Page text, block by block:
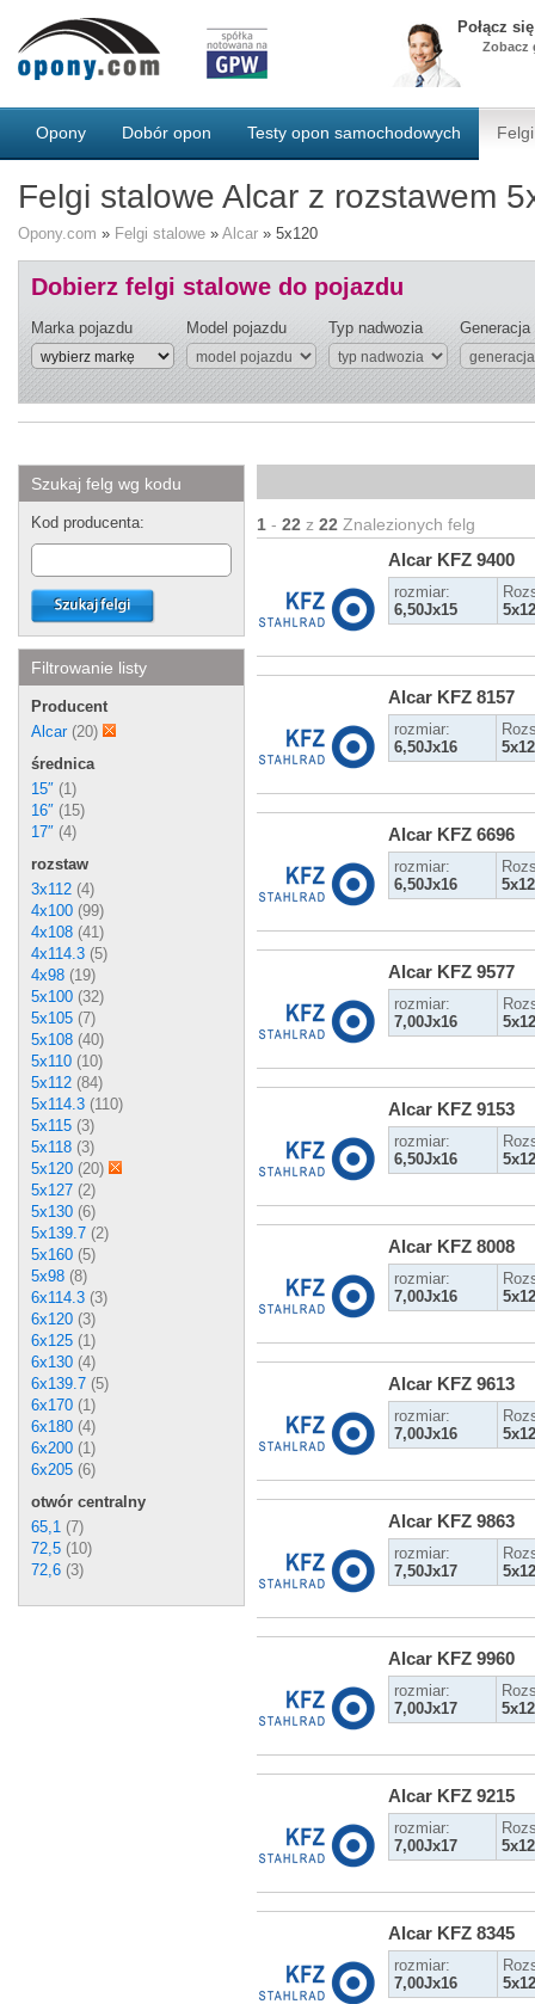
Połącz
Zobacz
Opony Dobór opon Testy opon samochodowych
Felgi stalowe Alcar z rozstawem
Opony.com » Felgi stalowe » Alcar » 5x120
Dobierz felgi stalowe do pojazdu
Marka pojazdu Model pojazdu Typ nadwozia Generacja
Szukaj felg wg kodu
Kod producenta:
Filtrowanie listy
Producent
Alcar(20)
średnica
15″ (1)
16″ (15)
17″ (4)
rozstaw
3x112 (4)
4x100 (99)
4x108 (41)
4x114.3 (5)
4x98 (19)
5x100 (32)
5x105 (7)
5x108 (40)
5x110 (10)
5x112 (84)
5x114.3 (110)
5x115 (3)
5x118 (3)
5x120 (20)
5x127 (2)
5x130 (6)
5x139.7 (2)
5x160 (5)
5x98 (8)
6x114.3 (3)
6x120 (3)
6x125 (1)
6x130 (4)
6x139.7 (5)
6x170 (1)
6x180 (4)
6x200 (1)
6x205 (6)
otwór centralny
65,1 (7)
72,5 (10)
72,6 (3)
1 - 22 z 22 Znalezionych felg
Alcar KFZ 9400
rozmiar:
6,50Jx15
Alcar KFZ 8157
rozmiar:
6,50Jx16
Alcar KFZ 6696
rozmiar:
6,50Jx16
Alcar KFZ 9577
rozmiar:
7,00Jx16
Alcar KFZ 9153
rozmiar:
6,50Jx16
Alcar KFZ 8008
rozmiar:
7,00Jx16
Alcar KFZ 9613
rozmiar:
7,00Jx16
Alcar KFZ 9863
rozmiar:
7,50Jx17
Alcar KFZ 9960
rozmiar:
7,00Jx17
Alcar KFZ 9215
rozmiar:
7,00Jx17
Alcar KFZ 8345
rozmiar:
7,00Jx16